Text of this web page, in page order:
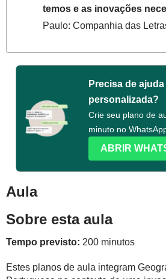
temos e as inovações
Paulo: Companhia das
Precisa de
personalizada?
Crie seu plano de
minuto no
ABRIR
Aula
Sobre esta aula
Tempo previsto: 200 minutos
Estes planos de aula integram